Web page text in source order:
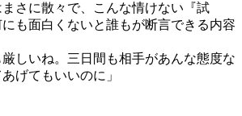
さに散々で、こんな情けない『試
も面白くないと誰もが断言できる内容
厳しいね。三日間も相手があんな態度な
げてもいいのに」